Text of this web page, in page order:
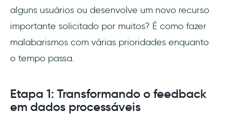
alguns usuários ou desenvolve um novo recurso
importante solicitado por muitos? É como fazer
malabarismos com várias prioridades enquanto
o tempo passa.
Etapa 1: Transformando o feedback
em dados processáveis